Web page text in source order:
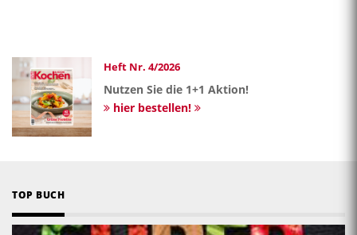
Heft Nr. 4/2026
Nutzen Sie die 1+1 Aktion!
hier bestellen!
TOP BUCH